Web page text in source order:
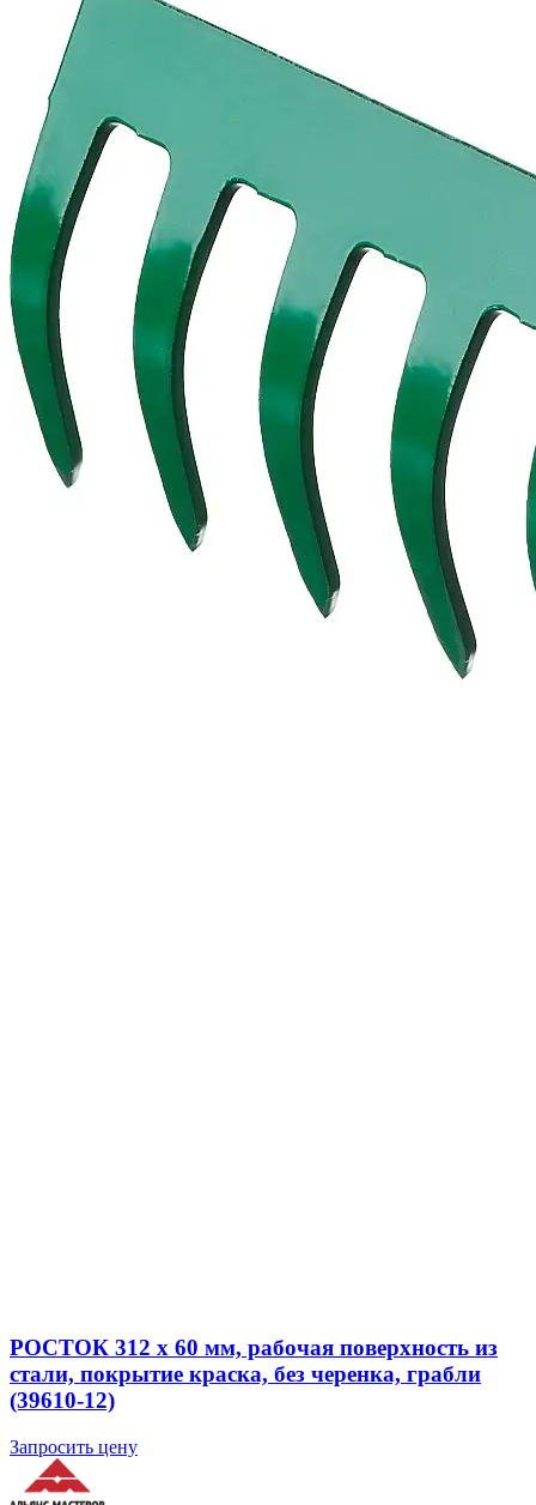
РОСТОК 312 x 60 мм, рабочая поверхность из
стали, покрытие краска, без черенка, грабли
(39610-12)
Запросить цену